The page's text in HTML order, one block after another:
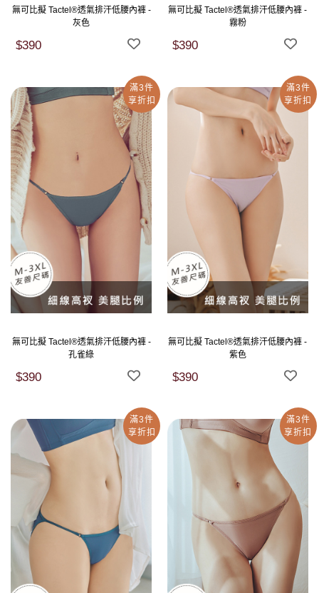
無可比擬 Tactel®透氣排汗低腰內褲 -
灰色
$390
無可比擬 Tactel®透氣排汗低腰內褲 -
霧粉
$390
滿3件
享折扣
無可比擬 Tactel®透氣排汗低腰內褲 -
孔雀綠
$390
滿3件
享折扣
無可比擬 Tactel®透氣排汗低腰內褲 -
紫色
$390
滿3件
享折扣
滿3件
享折扣